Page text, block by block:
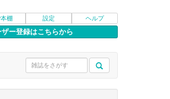
棚 設定 ヘルプ
ー登録はこちらから